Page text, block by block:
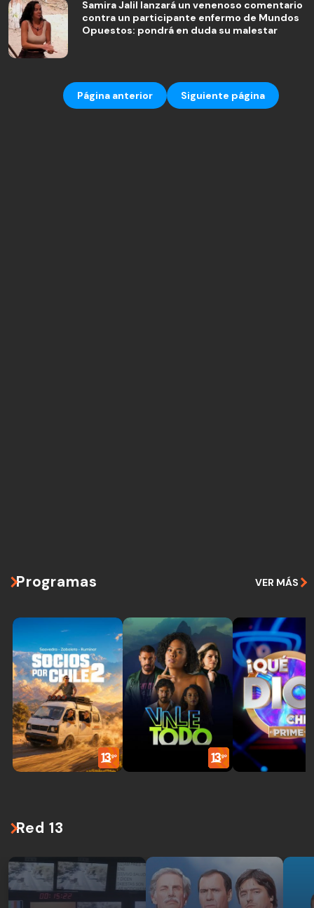
Samira Jalil lanzará un venenoso comentario
contra un participante enfermo de Mundos
Opuestos: pondrá en duda su malestar
Página anterior Siguiente página
Programas VER MÁS
Red 13